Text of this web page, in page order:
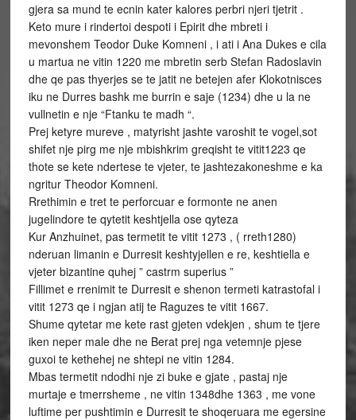
gjera sa mund te ecnin kater kalores perbri njeri tjetrit .
Keto mure i rindertoi despoti i Epirit dhe mbreti i
mevonshem Teodor Duke Komneni , i ati i Ana Dukes e cila
u martua ne vitin 1220 me mbretin serb Stefan Radoslavin
dhe qe pas thyerjes se te jatit ne betejen afer Klokotnisces
iku ne Durres bashk me burrin e saje (1234) dhe u la ne
vullnetin e nje “Ftanku te madh “.
Prej ketyre mureve , matyrisht jashte varoshit te vogel,sot
shifet nje pirg me nje mbishkrim greqisht te vitit1223 qe
thote se kete ndertese te vjeter, te jashtezakoneshme e ka
ngritur Theodor Komneni.
Rrethimin e tret te perforcuar e formonte ne anen
jugelindore te qytetit keshtjella ose qyteza
Kur Anzhuinet, pas termetit te vitit 1273 , ( rreth1280)
nderuan limanin e Durresit keshtyjellen e re, keshtiella e
vjeter bizantine quhej ” castrm superius ”
Fillimet e rrenimit te Durresit e shenon termeti katrastofal i
vitit 1273 qe i ngjan atij te Raguzes te vitit 1667.
Shume qytetar me kete rast gjeten vdekjen , shum te tjere
iken neper male dhe ne Berat prej nga vetemnje pjese
guxoi te kethehej ne shtepi ne vitin 1284.
Mbas termetit ndodhi nje zi buke e gjate , pastaj nje
murtaje e tmerrsheme , ne vitin 1348dhe 1363 , me vone
luftime per pushtimin e Durresit te shoqeruara me egersine